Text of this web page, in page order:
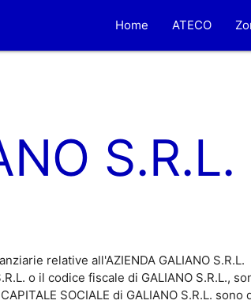
Home ATECO
S.R.L.
relative all'AZIENDA GALIANO S.R.L.
o il codice fiscale di GALIANO S.R.L.,
SOCIALE di GALIANO S.R.L.